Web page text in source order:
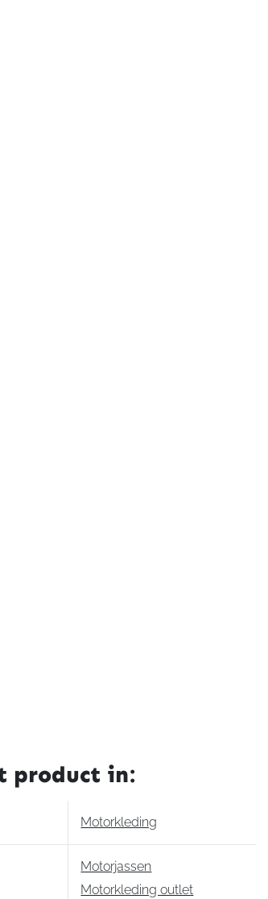
product in:
Motorkleding
Motorjassen
Motorkleding outlet